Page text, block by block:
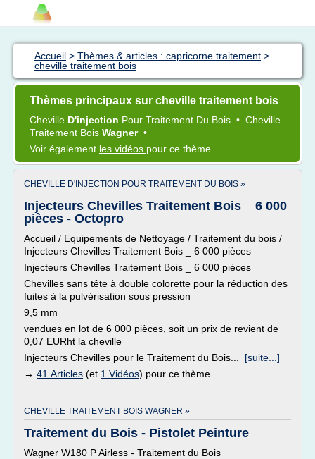
Accueil > Thèmes & articles : capricorne traitement >
cheville traitement bois
Thèmes principaux sur cheville traitement bois
Cheville D'injection Pour Traitement Du Bois • Cheville
Traitement Bois Wagner •
Voir également les vidéos pour ce thème
CHEVILLE D'INJECTION POUR TRAITEMENT DU BOIS »
Injecteurs Chevilles Traitement Bois _ 6 000
pièces - Octopro
Accueil / Equipements de Nettoyage / Traitement du bois /
Injecteurs Chevilles Traitement Bois _ 6 000 pièces
Injecteurs Chevilles Traitement Bois _ 6 000 pièces
Chevilles sans tête à double colorette pour la réduction des
fuites à la pulvérisation sous pression
9,5 mm
vendues en lot de 6 000 pièces, soit un prix de revient de
0,07 EURht la cheville
Injecteurs Chevilles pour le Traitement du Bois... [suite...]
→ 41 Articles (et 1 Vidéos) pour ce thème
CHEVILLE TRAITEMENT BOIS WAGNER »
Traitement du Bois - Pistolet Peinture
Wagner W180 P Airless - Traitement du Bois